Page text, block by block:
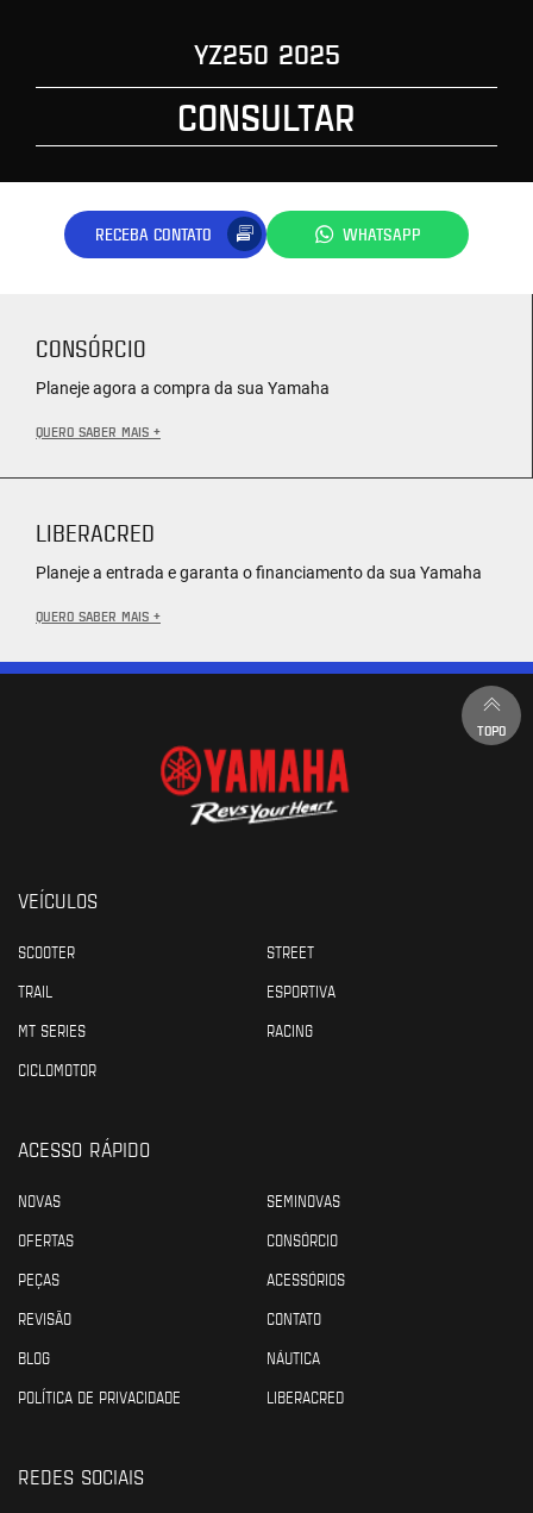
YZ250 2025
CONSULTAR
RECEBA CONTATO WHATSAPP
CONSÓRCIO
Planeje agora a compra da sua Yamaha
QUERO SABER MAIS +
LIBERACRED
Planeje a entrada e garanta o financiamento da sua Yamaha
QUERO SABER MAIS +
TOPO
VEÍCULOS
SCOOTER
STREET
TRAIL
ESPORTIVA
MT SERIES
RACING
CICLOMOTOR
ACESSO RÁPIDO
NOVAS
SEMINOVAS
OFERTAS
CONSÓRCIO
PEÇAS
ACESSÓRIOS
REVISÃO
CONTATO
BLOG
NÁUTICA
POLÍTICA DE PRIVACIDADE
LIBERACRED
REDES SOCIAIS